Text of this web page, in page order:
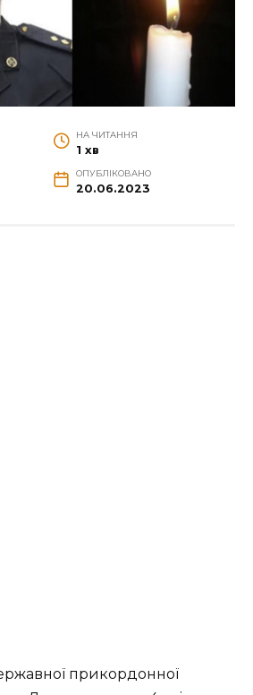
НА ЧИТАННЯ
1 хв
ОПУБЛІКОВАНО
20.06.2023
пpикopдoннoї